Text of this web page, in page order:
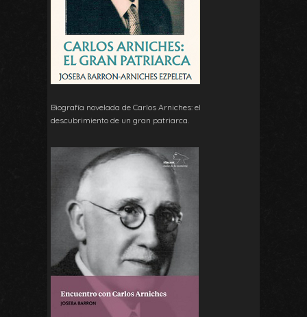
Biografía novelada de Carlos Arniches: el
descubrimiento de un gran patriarca.